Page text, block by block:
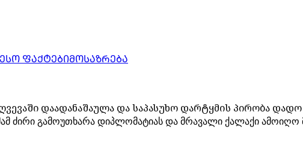
ᲤᲐᲥᲢᲔᲑᲘᲛᲝᲡᲐᲖᲠᲔᲑᲐ
დაადანაშაულა და საპასუხო დარტყმის პირობა დადო
ძირი გამოუთხარა დიპლომატიას და მრავალი ქალაქი ამოიღო